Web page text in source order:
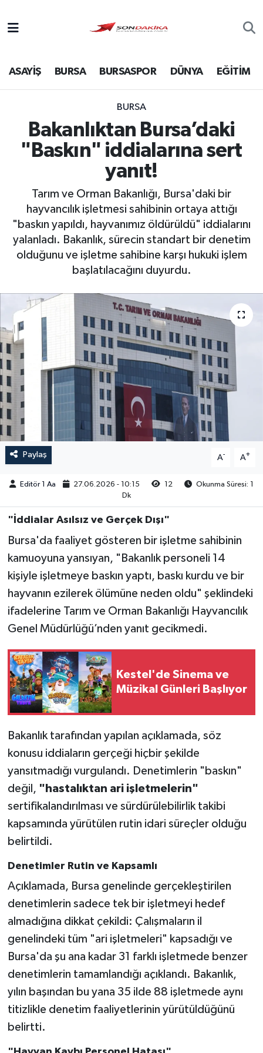
ASAYİŞ BURSA BURSASPOR DÜNYA EĞİTİM
BURSA
Bakanlıktan Bursa’daki
"Baskın" iddialarına sert
yanıt!
Tarım ve Orman Bakanlığı, Bursa'daki bir
hayvancılık işletmesi sahibinin ortaya attığı
"baskın yapıldı, hayvanımız öldürüldü" iddialarını
yalanladı. Bakanlık, sürecin standart bir denetim
olduğunu ve işletme sahibine karşı hukuki işlem
başlatılacağını duyurdu.
Paylaş A- A+
Editör 1 Aa 27.06.2026 - 10:15 12
Okunma Süresi: 1
Dk
"İddialar Asılsız ve Gerçek Dışı"
Bursa'da faaliyet gösteren bir işletme sahibinin
kamuoyuna yansıyan, "Bakanlık personeli 14
kişiyle işletmeye baskın yaptı, baskı kurdu ve bir
hayvanın ezilerek ölümüne neden oldu" şeklindeki
ifadelerine Tarım ve Orman Bakanlığı Hayvancılık
Genel Müdürlüğü’nden yanıt gecikmedi.
Kestel'de Sinema ve
Müzikal Günleri Başlıyor
Bakanlık tarafından yapılan açıklamada, söz
konusu iddiaların gerçeği hiçbir şekilde
yansıtmadığı vurgulandı. Denetimlerin "baskın"
değil, "hastalıktan ari işletmelerin"
sertifikalandırılması ve sürdürülebilirlik takibi
kapsamında yürütülen rutin idari süreçler olduğu
belirtildi.
Denetimler Rutin ve Kapsamlı
Açıklamada, Bursa genelinde gerçekleştirilen
denetimlerin sadece tek bir işletmeyi hedef
almadığına dikkat çekildi: Çalışmaların il
genelindeki tüm "ari işletmeleri" kapsadığı ve
Bursa'da şu ana kadar 31 farklı işletmede benzer
denetimlerin tamamlandığı açıklandı. Bakanlık,
yılın başından bu yana 35 ilde 88 işletmede aynı
titizlikle denetim faaliyetlerinin yürütüldüğünü
belirtti.
Bursa
Ekonomi
Genel
Gündem
Magazin
Spor
Türkiye
Video Galeri